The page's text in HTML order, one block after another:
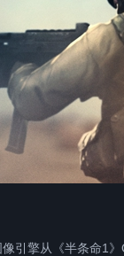
擎从《半条命1》